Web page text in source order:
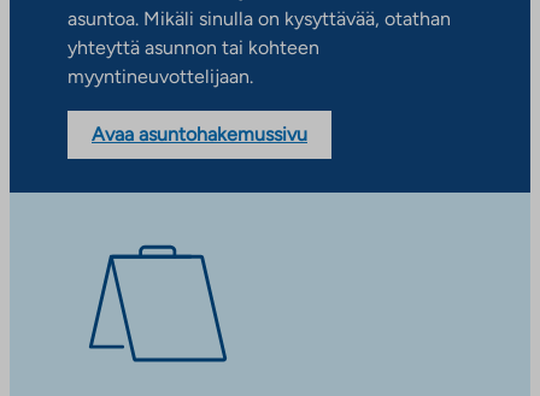
asuntoa. Mikäli sinulla on kysyttävää, otathan
yhteyttä asunnon tai kohteen
myyntineuvottelijaan.
Avaa asuntohakemussivu